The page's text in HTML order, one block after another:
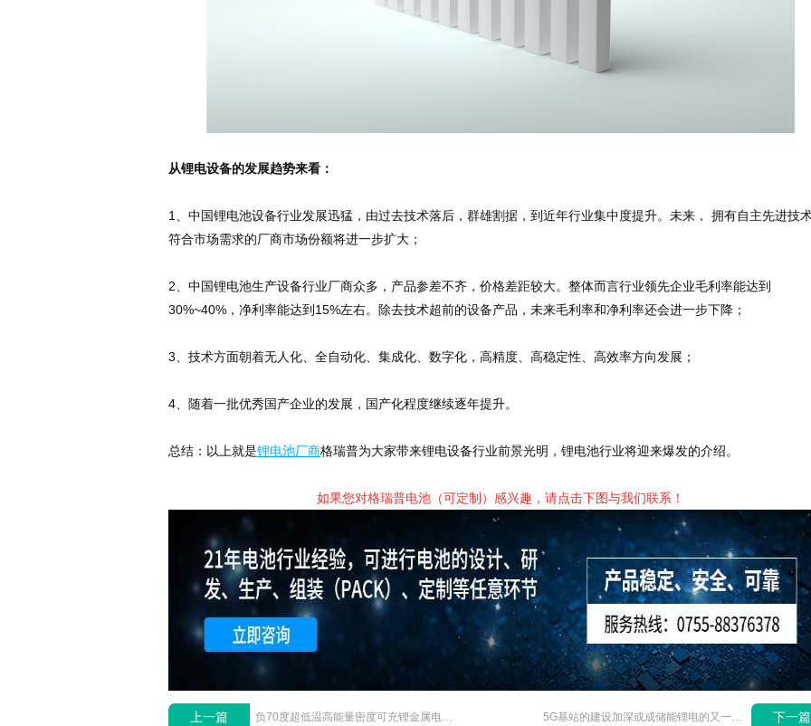
从锂电设备的发展趋势来看：
1、中国锂电池设备行业发展迅猛，由过去技术落后，群雄割据，到近年行业集中度提升。未来， 拥有自主先进技
符合市场需求的厂商市场份额将进一步扩大；
2、中国锂电池生产设备行业厂商众多，产品参差不齐，价格差距较大。整体而言行业领先企业毛利率能达到
30%~40%，净利率能达到15%左右。除去技术超前的设备产品，未来毛利率和净利率还会进一步下降；
3、技术方面朝着无人化、全自动化、集成化、数字化，高精度、高稳定性、高效率方向发展；
4、随着一批优秀国产企业的发展，国产化程度继续逐年提升。
总结：以上就是锂电池厂商格瑞普为大家带来锂电设备行业前景光明，锂电池行业将迎来爆发的介绍。
如果您对格瑞普电池（可定制）感兴趣，请点击下图与我们联系！
上一篇 负70度超低温高能量密度可充锂金属电池能否替代现有低温电池？ 下一篇
5G基站的建设加深或成储能锂电的又一商机